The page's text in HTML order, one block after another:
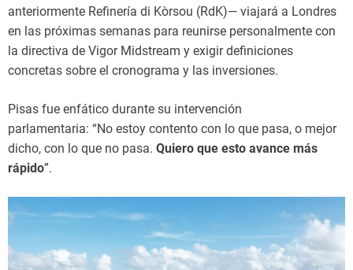
anteriormente Refinería di Kòrsou (RdK)— viajará a Londres
en las próximas semanas para reunirse personalmente con
la directiva de Vigor Midstream y exigir definiciones
concretas sobre el cronograma y las inversiones.
Pisas fue enfático durante su intervención
parlamentaria: “No estoy contento con lo que pasa, o mejor
dicho, con lo que no pasa. Quiero que esto avance más
rápido”.